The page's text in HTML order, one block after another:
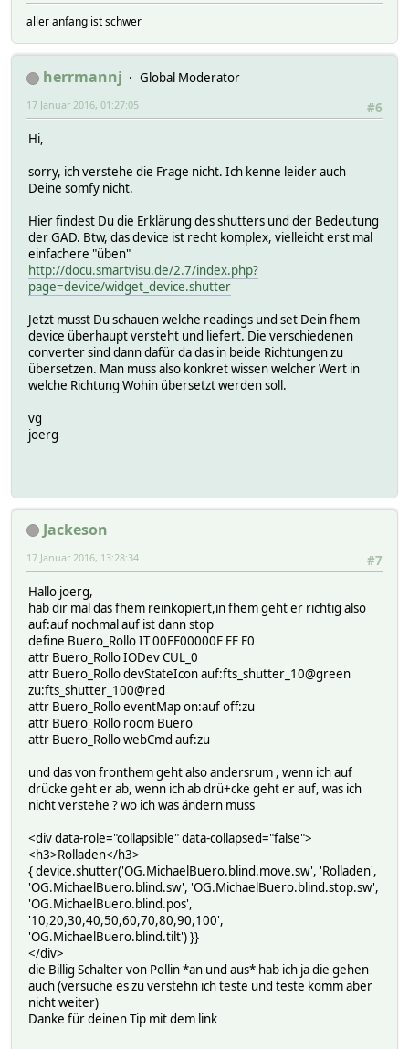
aller anfang ist schwer
herrmannj
Global Moderator
#6
17 Januar 2016, 01:27:05
Hi,
sorry, ich verstehe die Frage nicht. Ich kenne leider auch
Deine somfy nicht.
Hier findest Du die Erklärung des shutters und der Bedeutung
der GAD. Btw, das device ist recht komplex, vielleicht erst mal
einfachere "üben"
http://docu.smartvisu.de/2.7/index.php?
page=device/widget_device.shutter
Jetzt musst Du schauen welche readings und set Dein fhem
device überhaupt versteht und liefert. Die verschiedenen
converter sind dann dafür da das in beide Richtungen zu
übersetzen. Man muss also konkret wissen welcher Wert in
welche Richtung Wohin übersetzt werden soll.
vg
joerg
Jackeson
#7
17 Januar 2016, 13:28:34
Hallo joerg,
hab dir mal das fhem reinkopiert,in fhem geht er richtig also
auf:auf nochmal auf ist dann stop
define Buero_Rollo IT 00FF00000F FF F0
attr Buero_Rollo IODev CUL_0
attr Buero_Rollo devStateIcon auf:fts_shutter_10@green
zu:fts_shutter_100@red
attr Buero_Rollo eventMap on:auf off:zu
attr Buero_Rollo room Buero
attr Buero_Rollo webCmd auf:zu
und das von fronthem geht also andersrum , wenn ich auf
drücke geht er ab, wenn ich ab drü+cke geht er auf, was ich
nicht verstehe ? wo ich was ändern muss
<div data-role="collapsible" data-collapsed="false">
<h3>Rolladen</h3>
{ device.shutter('OG.MichaelBuero.blind.move.sw', 'Rolladen',
'OG.MichaelBuero.blind.sw', 'OG.MichaelBuero.blind.stop.sw',
'OG.MichaelBuero.blind.pos',
'10,20,30,40,50,60,70,80,90,100',
'OG.MichaelBuero.blind.tilt') }}
</div>
die Billig Schalter von Pollin *an und aus* hab ich ja die gehen
auch (versuche es zu verstehn ich teste und teste komm aber
nicht weiter)
Danke für deinen Tip mit dem link